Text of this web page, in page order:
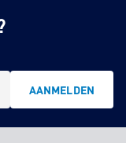
AANMELDEN